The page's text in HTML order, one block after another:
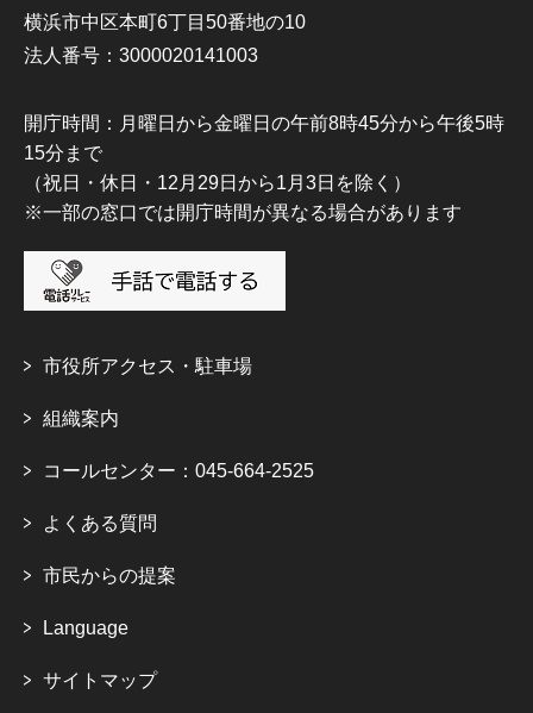
横浜市中区本町6丁目50番地の10
法人番号：3000020141003
開庁時間：月曜日から金曜日の午前8時45分から午後5時
15分まで
（祝日・休日・12月29日から1月3日を除く）
※一部の窓口では開庁時間が異なる場合があります
市役所アクセス・駐車場
組織案内
コールセンター：045-664-2525
よくある質問
市民からの提案
Language
サイトマップ